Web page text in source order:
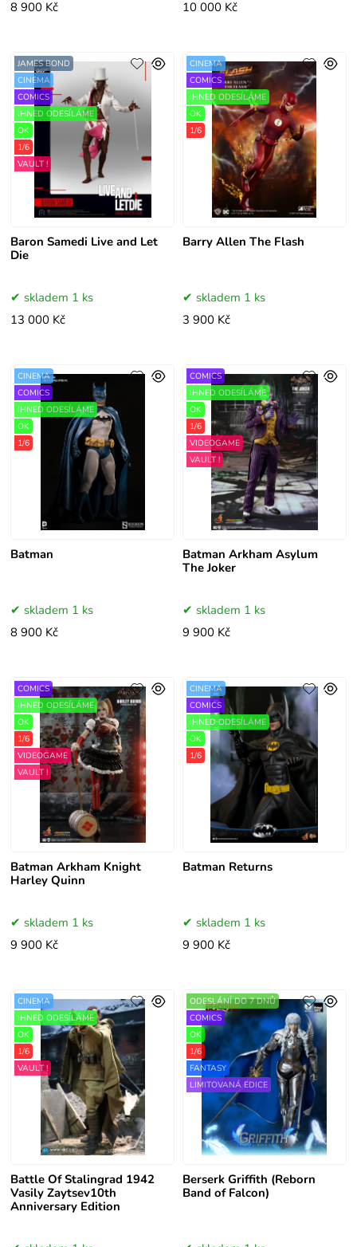
8 900 Kč 10 000 Kč
Baron Samedi Live and Let
Die
JAMES BOND
CINEMA
COMICS
IHNED ODESÍLÁME
OK
1/6
VAULT !
skladem 1 ks
13 000 Kč
Barry Allen The Flash
CINEMA
COMICS
IHNED ODESÍLÁME
OK
1/6
skladem 1 ks
3 900 Kč
Batman
CINEMA
COMICS
IHNED ODESÍLÁME
OK
1/6
skladem 1 ks
8 900 Kč
Batman Arkham Asylum
The Joker
COMICS
IHNED ODESÍLÁME
OK
1/6
VIDEOGAME
VAULT !
skladem 1 ks
9 900 Kč
Batman Arkham Knight
Harley Quinn
COMICS
IHNED ODESÍLÁME
OK
1/6
VIDEOGAME
VAULT !
skladem 1 ks
9 900 Kč
Batman Returns
CINEMA
COMICS
IHNED ODESÍLÁME
OK
1/6
skladem 1 ks
9 900 Kč
Battle Of Stalingrad 1942
Vasily Zaytsev10th
Anniversary Edition
CINEMA
IHNED ODESÍLÁME
OK
1/6
VAULT !
Berserk Griffith (Reborn
Band of Falcon)
ODESLÁNÍ DO 7 DNŮ
COMICS
OK
1/6
FANTASY
LIMITOVANÁ EDICE